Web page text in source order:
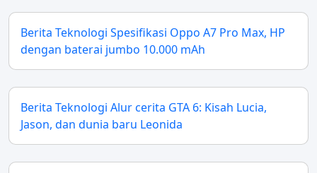
Berita Teknologi Spesifikasi Oppo A7 Pro Max, HP
dengan baterai jumbo 10.000 mAh
Berita Teknologi Alur cerita GTA 6: Kisah Lucia,
Jason, dan dunia baru Leonida